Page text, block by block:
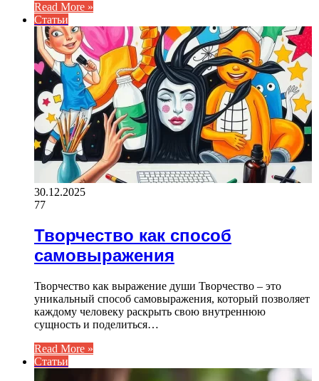
Read More »
Статьи
30.12.2025
77
Творчество как способ
самовыражения
Творчество как выражение души Творчество – это
уникальный способ самовыражения, который позволяет
каждому человеку раскрыть свою внутреннюю
сущность и поделиться…
Read More »
Статьи